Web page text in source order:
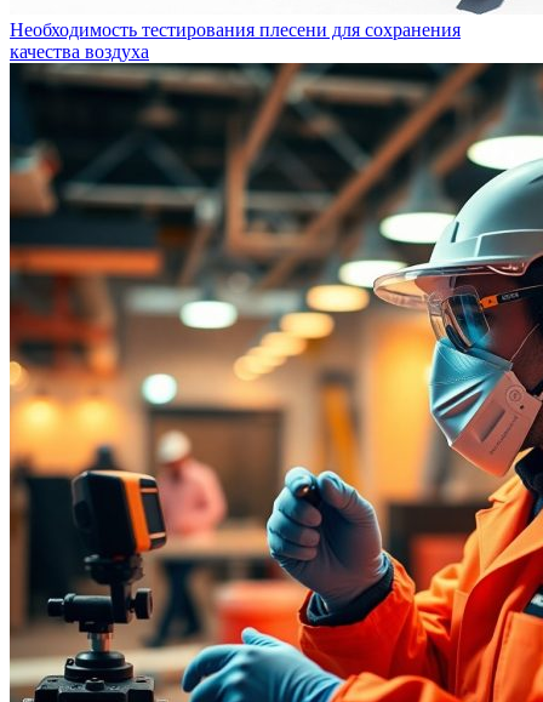
Необходимость тестирования плесени для сохранения
качества воздуха